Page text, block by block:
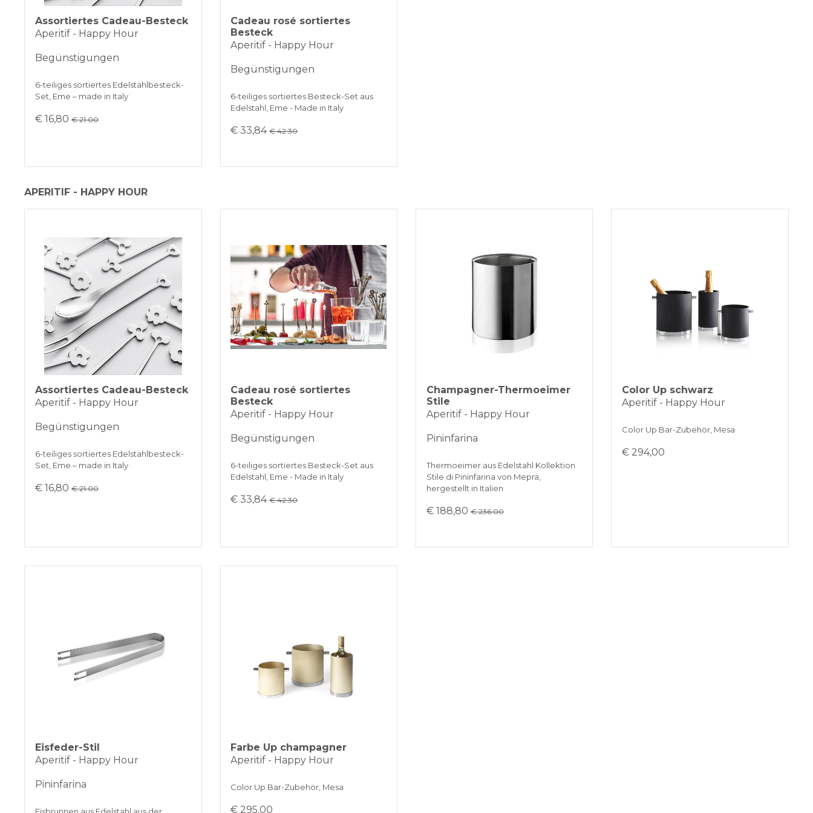
Assortiertes Cadeau-Besteck
Aperitif - Happy Hour
Begünstigungen
6-teiliges sortiertes Edelstahlbesteck-
Set, Eme – made in Italy
€ 16,80€ 21.00
Cadeau rosé sortiertes
Besteck
Aperitif - Happy Hour
Begünstigungen
6-teiliges sortiertes Besteck-Set aus
Edelstahl, Eme - Made in Italy
€ 33,84€ 42.30
APERITIF - HAPPY HOUR
Assortiertes Cadeau-Besteck
Aperitif - Happy Hour
Begünstigungen
6-teiliges sortiertes Edelstahlbesteck-
Set, Eme – made in Italy
€ 16,80€ 21.00
Cadeau rosé sortiertes
Besteck
Aperitif - Happy Hour
Begünstigungen
6-teiliges sortiertes Besteck-Set aus
Edelstahl, Eme - Made in Italy
€ 33,84€ 42.30
Champagner-Thermoeimer
Stile
Aperitif - Happy Hour
Pininfarina
Thermoeimer aus Edelstahl Kollektion
Stile di Pininfarina von Mepra,
hergestellt in Italien
€ 188,80€ 236.00
Color Up schwarz
Aperitif - Happy Hour
Color Up Bar-Zubehör, Mesa
€ 294,00
Eisfeder-Stil
Aperitif - Happy Hour
Pininfarina
Eisbrunnen aus Edelstahl aus der
Farbe Up champagner
Aperitif - Happy Hour
Color Up Bar-Zubehör, Mesa
€ 295,00